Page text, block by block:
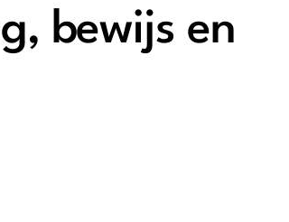
bewijs en